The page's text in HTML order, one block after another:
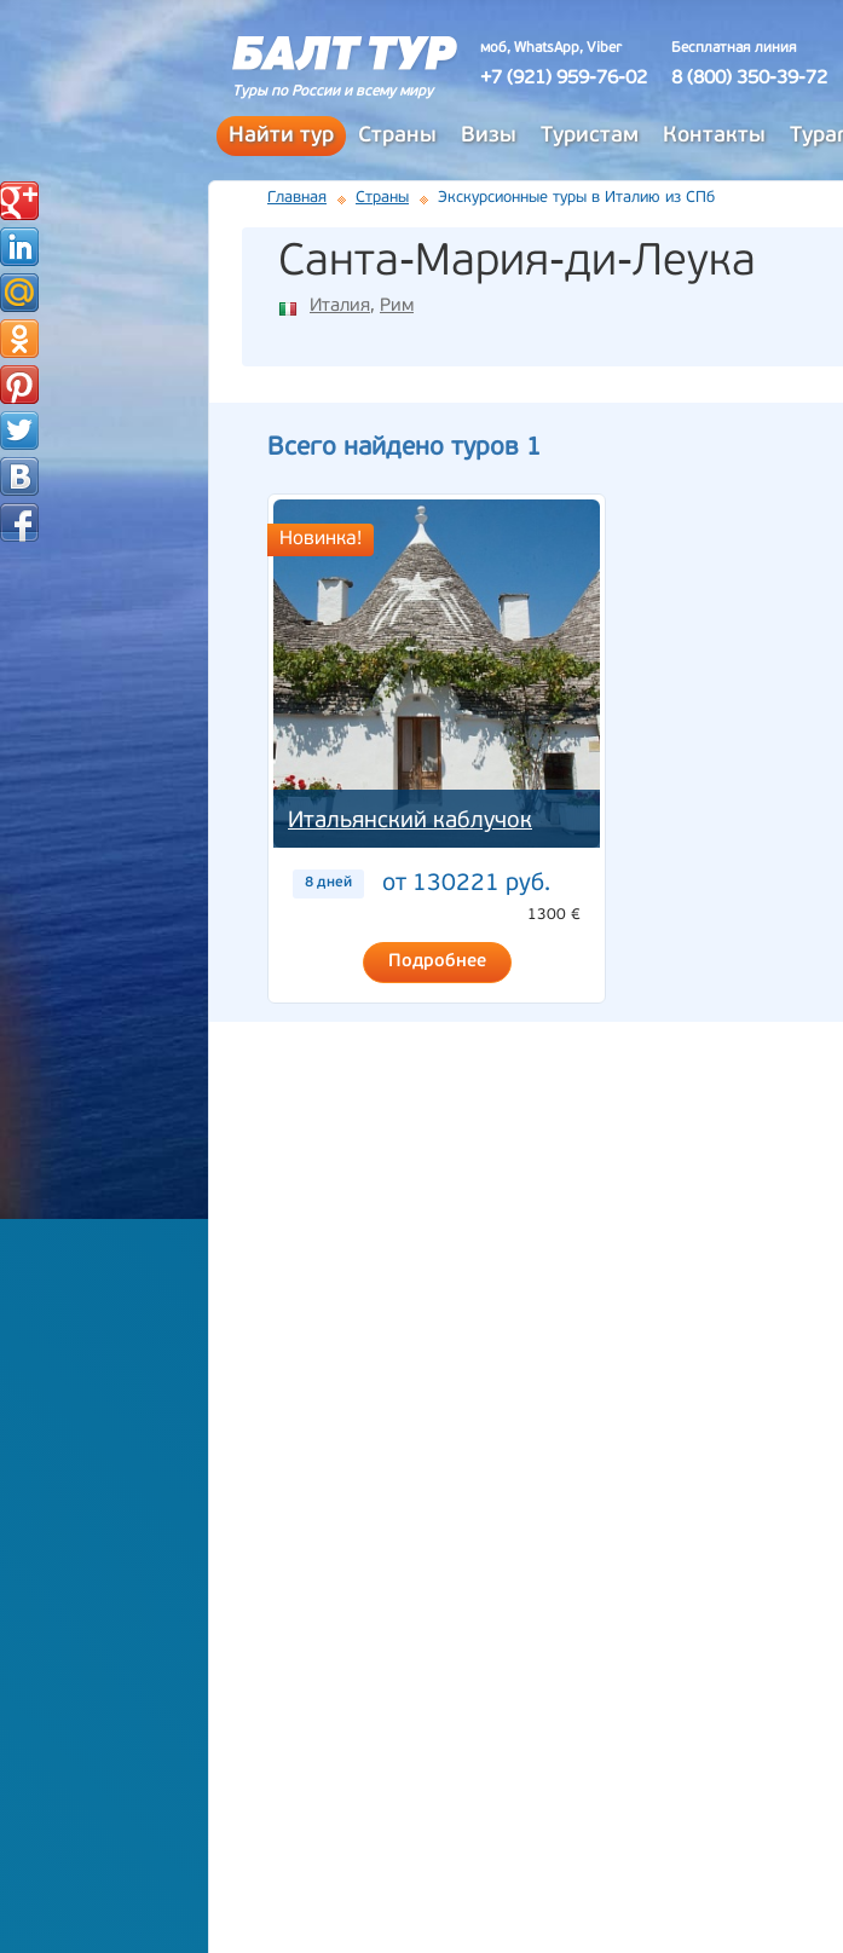
Туры по России и всему миру
моб, WhatsApp, Viber
+7 (921) 959-76-02
Бесплатная линия
8 (800) 350-39-72
Найти тур Страны Визы Туристам Контакты
Главная Страны Экскурсионные туры в Италию из СПб
Санта-Мария-ди-Леука
Италия, Рим
Всего найдено туров 1
Итальянский каблучок
Новинка!
8 дней от 130221 руб.
1300 €
Подробнее